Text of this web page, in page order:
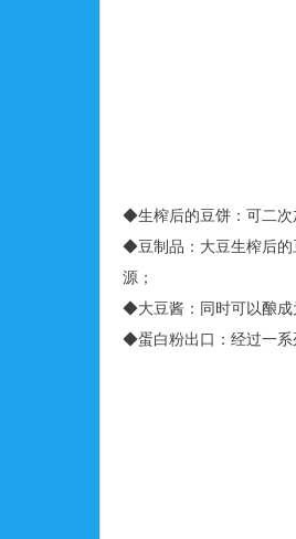
◆生榨后的豆饼：可二次
◆豆制品：大豆生榨后的
源；
◆大豆酱：同时可以酿成
◆蛋白粉出口：经过一系